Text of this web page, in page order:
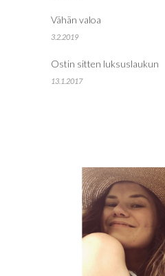
Vähän valoa
3.2.2019
Ostin sitten luksuslaukun
13.1.2017